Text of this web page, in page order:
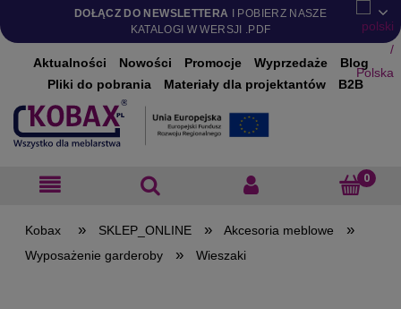
DOŁĄCZ DO NEWSLETTERA I POBIERZ NASZE
KATALOGI W WERSJI .PDF
Aktualności Nowości Promocje Wyprzedaże
Blog
Pliki do pobrania
Materiały dla projektantów B2B
» SKLEP_ONLINE » Akcesoria meblowe »
Wyposażenie garderoby » Wieszaki